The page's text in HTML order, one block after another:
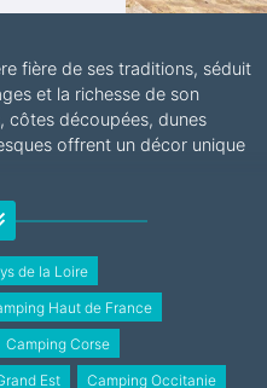
fière de ses traditions, séduit
et la richesse de son
côtes découpées, dunes
offrent un décor unique
incontournables, elle vibre au
de Lorient, des Vieilles
maritimes. Côté
aux saveurs bretonnes :
croustillantes, crêpes dorées
de la Loire
Haut de France
Camping Corse
Est
Camping Occitanie